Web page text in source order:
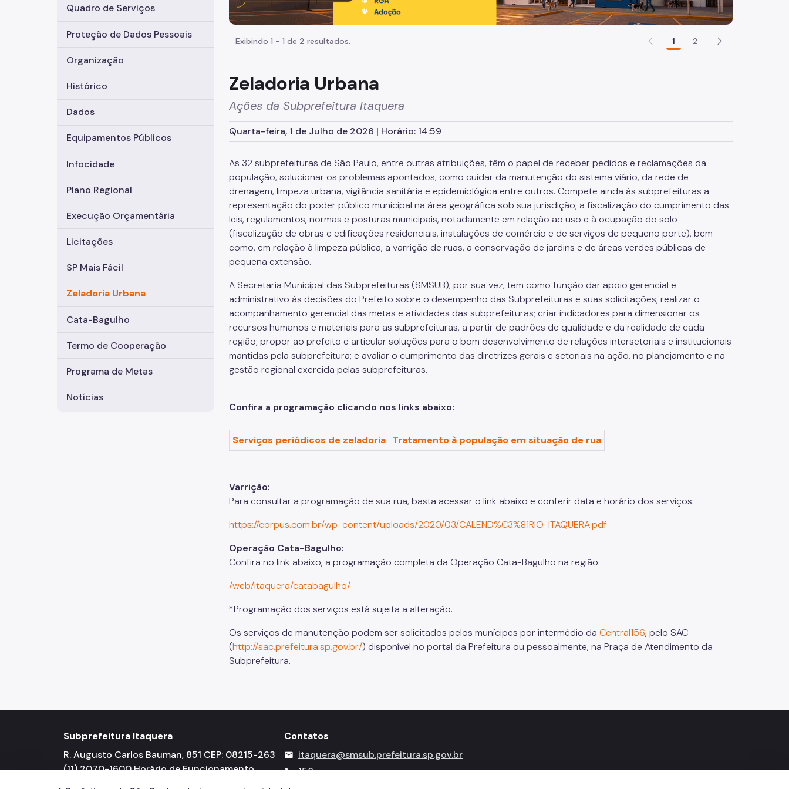
Quadro de Serviços
Proteção de Dados Pessoais
Organização
Histórico
Dados
Equipamentos Públicos
Infocidade
Plano Regional
Execução Orçamentária
Licitações
SP Mais Fácil
Zeladoria Urbana
Cata-Bagulho
Termo de Cooperação
Programa de Metas
Notícias
Exibindo 1 - 1 de 2 resultados. 1 2
Zeladoria Urbana
Ações da Subprefeitura Itaquera
Quarta-feira, 1 de Julho de 2026 | Horário: 14:59
As 32 subprefeituras de São Paulo, entre outras atribuições, têm o papel de receber pedidos e reclamações da
população, solucionar os problemas apontados, como cuidar da manutenção do sistema viário, da rede de
drenagem, limpeza urbana, vigilância sanitária e epidemiológica entre outros. Compete ainda às subprefeituras a
representação do poder público municipal na área geográfica sob sua jurisdição; a fiscalização do cumprimento das
leis, regulamentos, normas e posturas municipais, notadamente em relação ao uso e à ocupação do solo
(fiscalização de obras e edificações residenciais, instalações de comércio e de serviços de pequeno porte), bem
como, em relação à limpeza pública, a varrição de ruas, a conservação de jardins e de áreas verdes públicas de
pequena extensão.
A Secretaria Municipal das Subprefeituras (SMSUB), por sua vez, tem como função dar apoio gerencial e
administrativo às decisões do Prefeito sobre o desempenho das Subprefeituras e suas solicitações; realizar o
acompanhamento gerencial das metas e atividades das subprefeituras; criar indicadores para dimensionar os
recursos humanos e materiais para as subprefeituras, a partir de padrões de qualidade e da realidade de cada
região; propor ao prefeito e articular soluções para o bom desenvolvimento de relações intersetoriais e institucionais
mantidas pela subprefeitura; e avaliar o cumprimento das diretrizes gerais e setoriais na ação, no planejamento e na
gestão regional exercida pelas subprefeituras.
Confira a programação clicando nos links abaixo:
Serviços periódicos de zeladoria Tratamento à população em situação de rua
Varrição:
Para consultar a programação de sua rua, basta acessar o link abaixo e conferir data e horário dos serviços:
https://corpus.com.br/wp-content/uploads/2020/03/CALEND%C3%81RIO-ITAQUERA.pdf
Operação Cata-Bagulho:
Confira no link abaixo, a programação completa da Operação Cata-Bagulho na região:
/web/itaquera/catabagulho/
*Programação dos serviços está sujeita a alteração.
Os serviços de manutenção podem ser solicitados pelos munícipes por intermédio da Central156, pelo SAC
(http://sac.prefeitura.sp.gov.br/) disponível no portal da Prefeitura ou pessoalmente, na Praça de Atendimento da
Subprefeitura.
Subprefeitura Itaquera
R. Augusto Carlos Bauman, 851 CEP: 08215-263
(11) 2070-1600 Horário de Funcionamento
Contatos
mail itaquera@smsub.prefeitura.sp.gov.br
call 156